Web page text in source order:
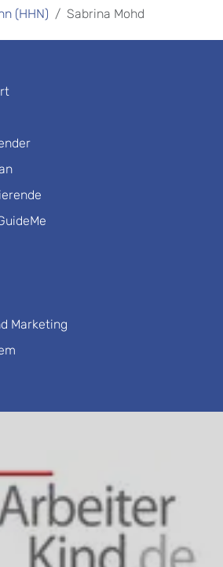
(HHN) Sabrina Mohd
Marketing